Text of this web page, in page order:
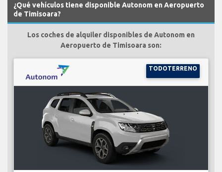
¿Qué vehículos tiene disponible Autonom en Aeropuerto
de Timisoara?
Los coches de alquiler disponibles de Autonom en
Aeropuerto de Timisoara son:
TODOTERRENO